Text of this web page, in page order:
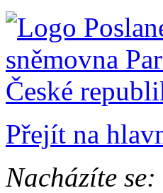
Přejít na
Nacházíte se: